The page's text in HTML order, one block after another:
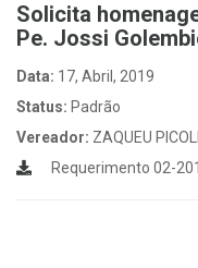
Solicita
Pe. Jossi
Data: 17, Abril, 2019
Status: Padrão
Vereador: ZAQUEU PICOLI
Requerimento 02-